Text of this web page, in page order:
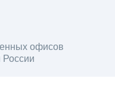
офисов
Россиипользователей в день